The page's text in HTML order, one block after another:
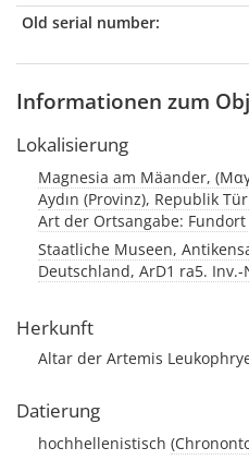
Old serial number:
Informationen zum
Lokalisierung
Magnesia am Mäander,
Aydın (Provinz), Republik
Art der Ortsangabe: Fundort
Staatliche Museen,
Deutschland, ArD1 ra5. Inv.-
Herkunft
Altar der Artemis
Datierung
hochhellenistisch